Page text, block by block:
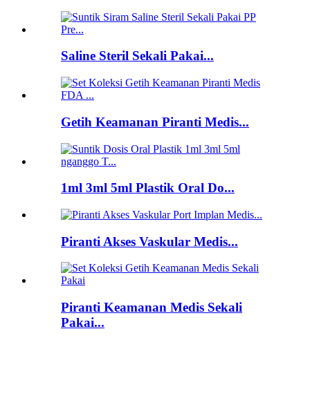
Saline Steril Sekali Pakai...
Getih Keamanan Piranti Medis...
1ml 3ml 5ml Plastik Oral Do...
Piranti Akses Vaskular Medis...
Piranti Keamanan Medis Sekali
Pakai...